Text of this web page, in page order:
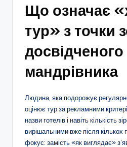
Що означає
тур» з точки
досвідченого
мандрівника
Людина, яка подорожує
оцінює тур за рекламними
назви готелів і навіть кількість
вирішальними вже після кількох
фокус: замість «як виглядає»